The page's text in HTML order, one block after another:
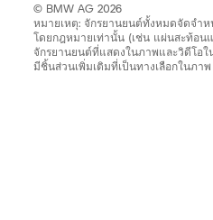
© BMW AG 2026
หมายเหตุ: จักรยานยนต์ทั้งหมดจัดจำ
โดยกฎหมายเท่านั้น (เช่น แผ่นสะท้อน
จักรยานยนต์ที่แสดงในภาพและวิดีโอ
มีชิ้นส่วนเพิ่มเติมที่เป็นทางเลือกในภาพ